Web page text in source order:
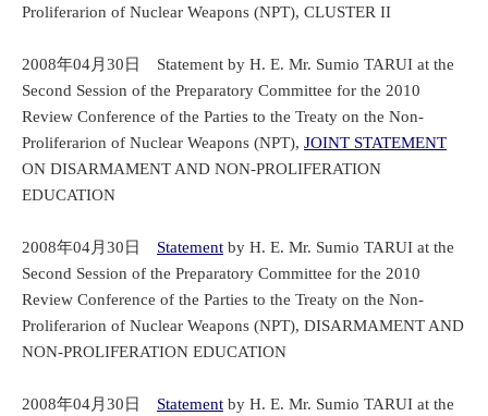
Proliferarion of Nuclear Weapons (NPT), CLUSTER II
2008年04月30日 Statement by H. E. Mr. Sumio TARUI at the
Second Session of the Preparatory Committee for the 2010
Review Conference of the Parties to the Treaty on the Non-
Proliferarion of Nuclear Weapons (NPT), JOINT STATEMENT
ON DISARMAMENT AND NON-PROLIFERATION
EDUCATION
2008年04月30日 Statement by H. E. Mr. Sumio TARUI at the
Second Session of the Preparatory Committee for the 2010
Review Conference of the Parties to the Treaty on the Non-
Proliferarion of Nuclear Weapons (NPT), DISARMAMENT AND
NON-PROLIFERATION EDUCATION
2008年04月30日 Statement by H. E. Mr. Sumio TARUI at the